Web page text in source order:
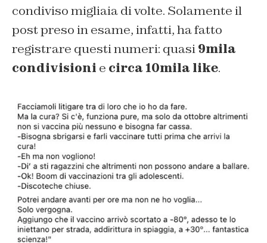
condiviso migliaia di volte. Solamente il
post preso in esame, infatti, ha fatto
registrare questi numeri: quasi9mila
condivisioni e circa 10mila like.